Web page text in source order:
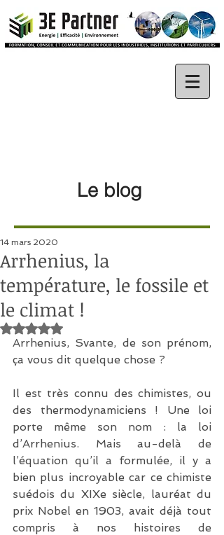
Le blog
Arrhenius, la
température, le fossile et
le climat !
14 mars 2020
Noté NaN étoiles sur 5.
Arrhenius, Svante, de son prénom,
ça vous dit quelque chose ?
Il est très connu des chimistes, ou
des thermodynamiciens ! Une loi
porte même son nom : la loi
d’Arrhenius. Mais au-delà de
l’équation qu’il a formulée, il y a
bien plus incroyable car ce chimiste
suédois du XIXe siècle, lauréat du
prix Nobel en 1903, avait déjà tout
compris à nos histoires de